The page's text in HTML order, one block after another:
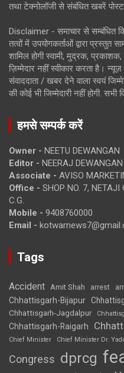
तथा टेक्नोलॉजी से संबंधित खबरें
Disclaimer - समाचार से सम्बंधित
तत्वों में उपयोगकर्ताओं द्वारा प्रस्तुत
शामिल होगी स्वामी, मुद्रक,
ज़िम्मेदार नहीं स्वीकार करता है।
संवाददाता / खबर देने वाला स्वयं
की कोई भी जिम्मेदारी नहीं होगी. सभी
हमसे सम्पर्क करें
Owner - NEETU DEWANGAN
Editor - NEERAJ DEWANGAN
Associate - AVISO
Office - SHOP NO. 7, NETAJI
C.G.
Mobile - 9408760000
Email -
Tags
Accident Amit Shah arrest
Chhattisgarh-Bijapur
Chhattisgarh-Jagdalpur
Chhattisgarh-Raigarh
Chief Minister
Chief Minister Dr.
Congress dprcg